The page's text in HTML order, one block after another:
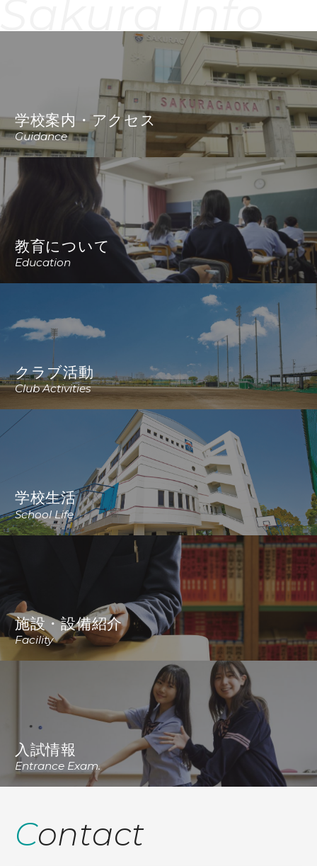
学校案内・アクセス
Guidance
教育について
Education
クラブ活動
Club Activities
学校生活
School Life
施設・設備紹介
Facility
入試情報
Entrance Exam.
Contact